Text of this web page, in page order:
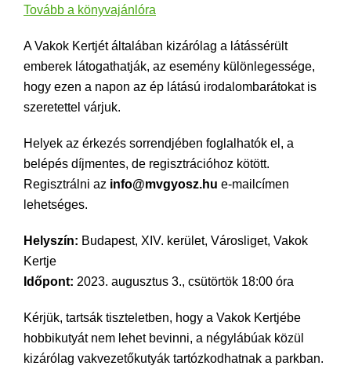
Tovább a könyvajánlóra
A Vakok Kertjét általában kizárólag a látássérült
emberek látogathatják, az esemény különlegessége,
hogy ezen a napon az ép látású irodalombarátokat is
szeretettel várjuk.
Helyek az érkezés sorrendjében foglalhatók el, a
belépés díjmentes, de regisztrációhoz kötött.
Regisztrálni az info@mvgyosz.hu e-mailcímen
lehetséges.
Helyszín: Budapest, XIV. kerület, Városliget, Vakok
Kertje
Időpont: 2023. augusztus 3., csütörtök 18:00 óra
Kérjük, tartsák tiszteletben, hogy a Vakok Kertjébe
hobbikutyát nem lehet bevinni, a négylábúak közül
kizárólag vakvezetőkutyák tartózkodhatnak a parkban.